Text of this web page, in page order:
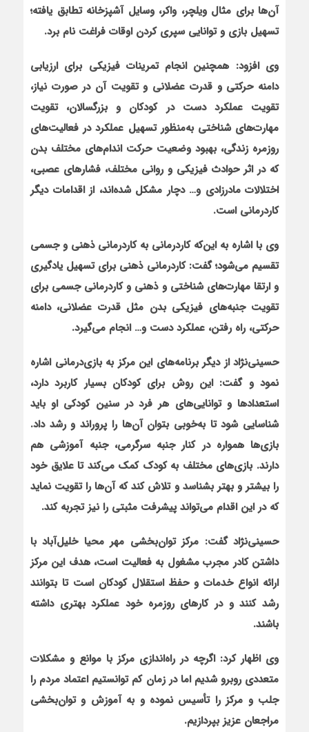
آن‌ها برای مثال ویلچر، واکر، وسایل آشپزخانه تطابق یافته؛
تسهیل بازی و توانایی سپری کردن اوقات فراغت نام برد.
وی افزود: همچنین انجام تمرینات فیزیکی برای ارزیابی
دامنه حرکتی و قدرت عضلانی و تقویت آن در صورت نیاز،
تقویت عملکرد دست در کودکان و بزرگسالان، تقویت
مهارت‌های شناختی به‌منظور تسهیل عملکرد در فعالیت‌های
روزمره زندگی، بهبود وضعیت حرکت اندام‌های مختلف بدن
که در اثر حوادث فیزیکی و روانی مختلف، فشارهای عصبی،
اختلالات مادرزادی و… دچار مشکل شده‌اند، از اقدامات دیگر
کاردرمانی است.
وی با اشاره به این‌که کاردرمانی به کاردرمانی ذهنی و جسمی
تقسیم می‌شود؛ گفت: کاردرمانی ذهنی برای تسهیل یادگیری
و ارتقا مهارت‌های شناختی و ذهنی و کاردرمانی جسمی برای
تقویت جنبه‌های فیزیکی بدن مثل قدرت عضلانی، دامنه
حرکتی، راه رفتن، عملکرد دست و… انجام می‌گیرد.
حسینی‌نژاد از دیگر برنامه‌های این مرکز به بازی‌درمانی اشاره
نمود و گفت: این روش برای کودکان بسیار کاربرد دارد،
استعدادها و توانایی‌های هر فرد در سنین کودکی او باید
شناسایی شود تا به‌خوبی بتوان آن‌ها را پروراند و رشد داد.
بازی‌ها همواره در کنار جنبه سرگرمی، جنبه آموزشی هم
دارند. بازی‌های مختلف به کودک کمک می‌کند تا علایق خود
را بیشتر و بهتر بشناسد و تلاش کند که آن‌ها را تقویت نماید
که در این اقدام می‌تواند پیشرفت مثبتی را نیز تجربه کند.
حسینی‌نژاد گفت: مرکز توان‌بخشی مهر محیا خلیل‌آباد با
داشتن کادر مجرب مشغول به فعالیت است، هدف این مرکز
ارائه انواع خدمات و حفظ استقلال کودکان است تا بتوانند
رشد کنند و در کارهای روزمره خود عملکرد بهتری داشته
باشند.
وی اظهار کرد: اگرچه در راه‌اندازی مرکز با موانع و مشکلات
متعددی روبرو شدیم اما در زمان کم توانستیم اعتماد مردم را
جلب و مرکز را تأسیس نموده و به آموزش و توان‌بخشی
مراجعان عزیز بپردازیم.